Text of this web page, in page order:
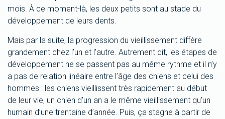
mois. À ce moment-là, les deux petits sont au stade du
développement de leurs dents.
Mais par la suite, la progression du vieillissement diffère
grandement chez l’un et l’autre. Autrement dit, les étapes de
développement ne se passent pas au même rythme et il n’y
a pas de relation linéaire entre l’âge des chiens et celui des
hommes : les chiens vieillissent très rapidement au début
de leur vie, un chien d’un an a le même vieillissement qu’un
humain d’une trentaine d’année. Puis, ça stagne à partir de